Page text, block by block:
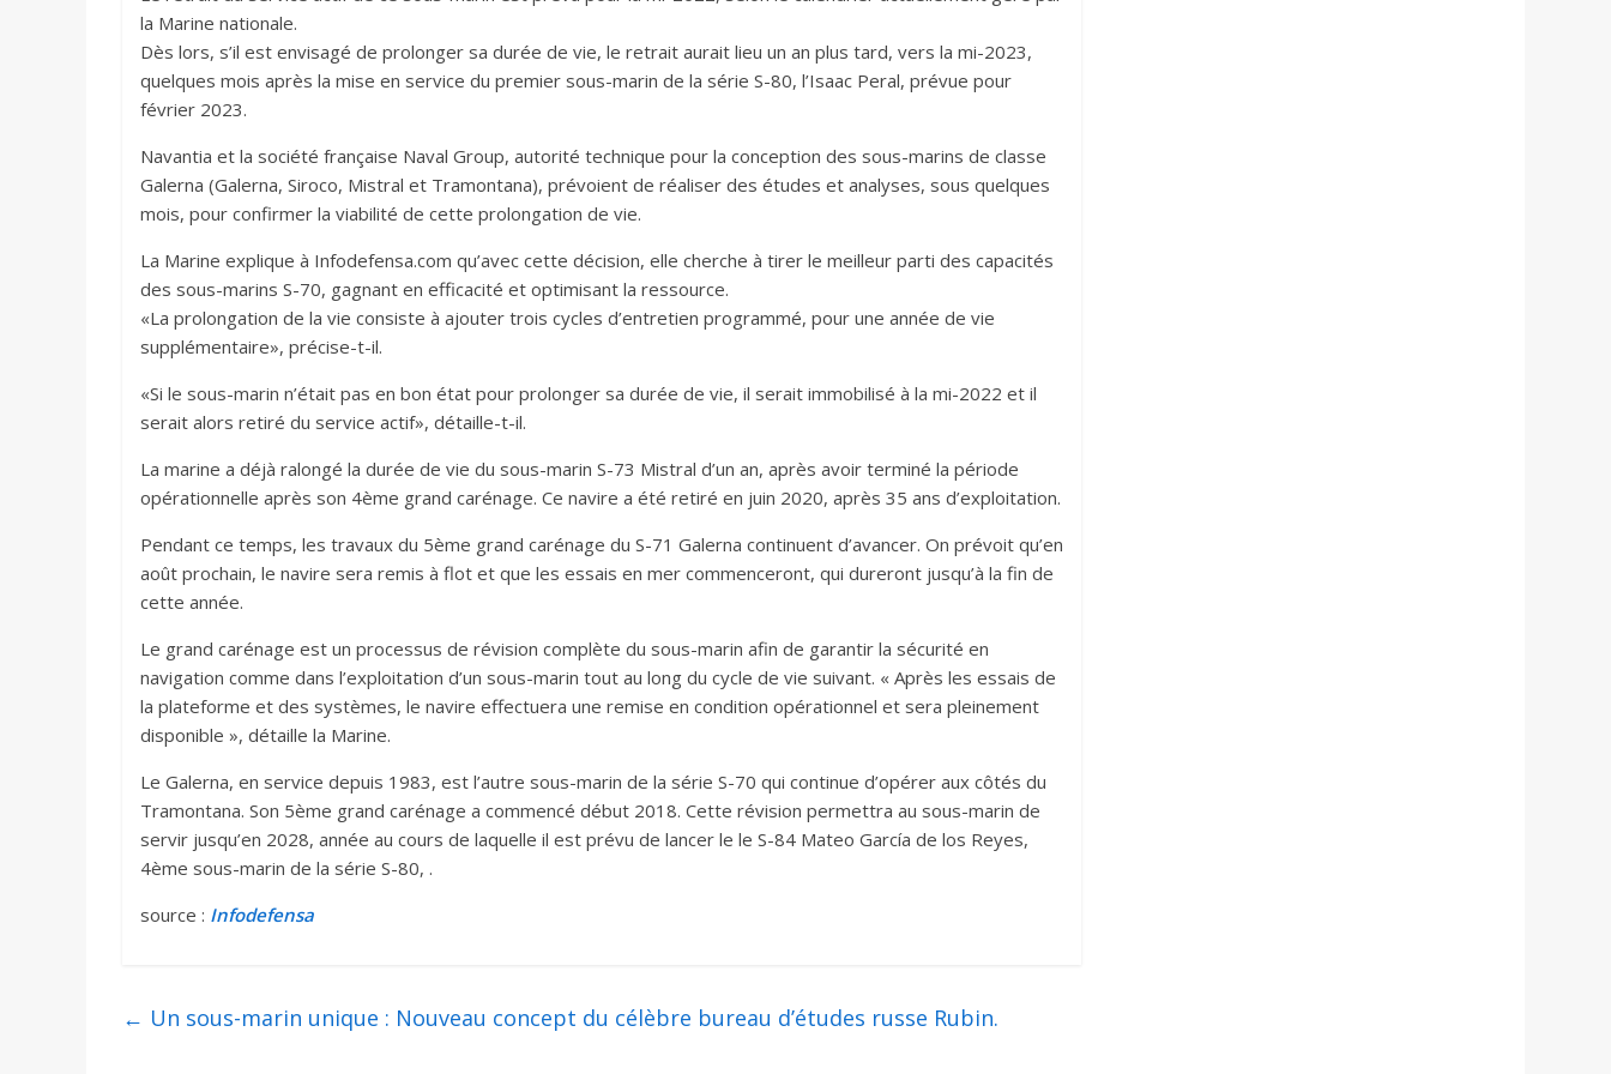
la Marine nationale.
Dès lors, s’il est envisagé de prolonger sa durée de vie, le retrait aurait lieu un an plus tard, vers la mi-2023,
quelques mois après la mise en service du premier sous-marin de la série S-80, l’Isaac Peral, prévue pour
février 2023.
Navantia et la société française Naval Group, autorité technique pour la conception des sous-marins de classe
Galerna (Galerna, Siroco, Mistral et Tramontana), prévoient de réaliser des études et analyses, sous quelques
mois, pour confirmer la viabilité de cette prolongation de vie.
La Marine explique à Infodefensa.com qu’avec cette décision, elle cherche à tirer le meilleur parti des capacités
des sous-marins S-70, gagnant en efficacité et optimisant la ressource.
«La prolongation de la vie consiste à ajouter trois cycles d’entretien programmé, pour une année de vie
supplémentaire», précise-t-il.
«Si le sous-marin n’était pas en bon état pour prolonger sa durée de vie, il serait immobilisé à la mi-2022 et il
serait alors retiré du service actif», détaille-t-il.
La marine a déjà ralongé la durée de vie du sous-marin S-73 Mistral d’un an, après avoir terminé la période
opérationnelle après son 4ème grand carénage. Ce navire a été retiré en juin 2020, après 35 ans d’exploitation.
Pendant ce temps, les travaux du 5ème grand carénage du S-71 Galerna continuent d’avancer. On prévoit qu’en
août prochain, le navire sera remis à flot et que les essais en mer commenceront, qui dureront jusqu’à la fin de
cette année.
Le grand carénage est un processus de révision complète du sous-marin afin de garantir la sécurité en
navigation comme dans l’exploitation d’un sous-marin tout au long du cycle de vie suivant. « Après les essais de
la plateforme et des systèmes, le navire effectuera une remise en condition opérationnel et sera pleinement
disponible », détaille la Marine.
Le Galerna, en service depuis 1983, est l’autre sous-marin de la série S-70 qui continue d’opérer aux côtés du
Tramontana. Son 5ème grand carénage a commencé début 2018. Cette révision permettra au sous-marin de
servir jusqu’en 2028, année au cours de laquelle il est prévu de lancer le le S-84 Mateo García de los Reyes,
4ème sous-marin de la série S-80, .
source : Infodefensa
← Un sous-marin unique : Nouveau concept du célèbre bureau d’études russe Rubin.